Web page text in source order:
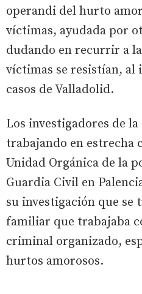
operandi del hurto
víctimas, ayudada por
dudando en recurrir a
víctimas se resistían, al
casos de Valladolid.
Los investigadores de
trabajando en estrecha
Unidad Orgánica de la
Guardia Civil en
su investigación que se
familiar que trabajaba
criminal organizado,
hurtos amorosos.